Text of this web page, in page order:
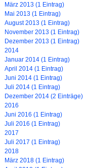
März 2013 (1 Eintrag)
Mai 2013 (1 Eintrag)
August 2013 (1 Eintrag)
November 2013 (1 Eintrag)
Dezember 2013 (1 Eintrag)
2014
Januar 2014 (1 Eintrag)
April 2014 (1 Eintrag)
Juni 2014 (1 Eintrag)
Juli 2014 (1 Eintrag)
Dezember 2014 (2 Einträge)
2016
Juni 2016 (1 Eintrag)
Juli 2016 (1 Eintrag)
2017
Juli 2017 (1 Eintrag)
2018
März 2018 (1 Eintrag)